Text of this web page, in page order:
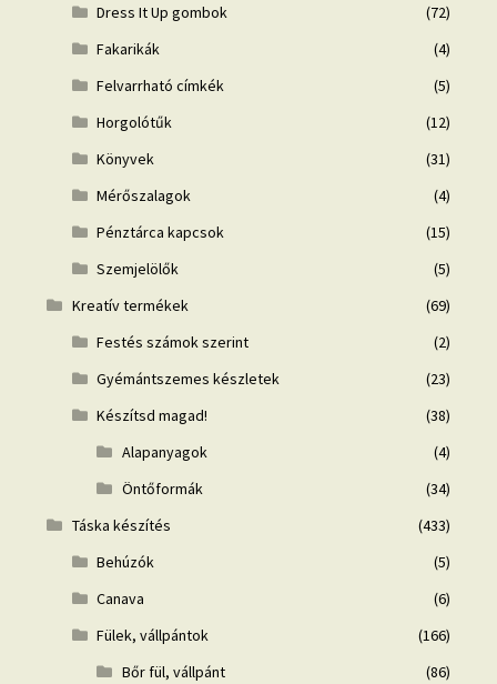
Dress It Up gombok
(72)
Fakarikák
(4)
Felvarrható címkék
(5)
Horgolótűk
(12)
Könyvek
(31)
Mérőszalagok
(4)
Pénztárca kapcsok
(15)
Szemjelölők
(5)
Kreatív termékek
(69)
Festés számok szerint
(2)
Gyémántszemes készletek
(23)
Készítsd magad!
(38)
Alapanyagok
(4)
Öntőformák
(34)
Táska készítés
(433)
Behúzók
(5)
Canava
(6)
Fülek, vállpántok
(166)
Bőr fül, vállpánt
(86)